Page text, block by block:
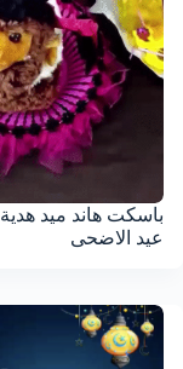
باسكت هاند ميد هدية
عيد الاضحى